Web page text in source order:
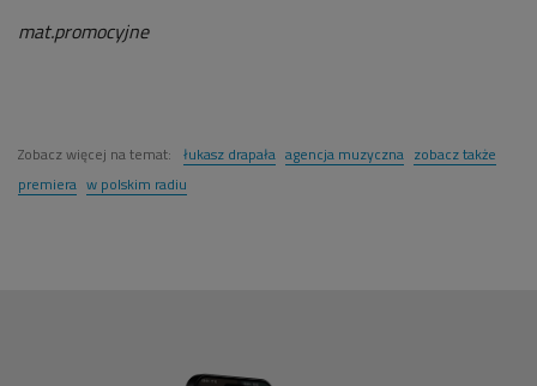
mat.promocyjne
Zobacz więcej na temat: łukasz drapała agencja muzyczna zobacz także
premiera w polskim radiu